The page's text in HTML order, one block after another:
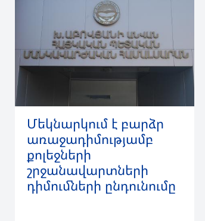
Մեկնարկում է բարձր
առաջադիմությամբ
քոլեջների
շրջանավարտների
դիմումների ընդունումը